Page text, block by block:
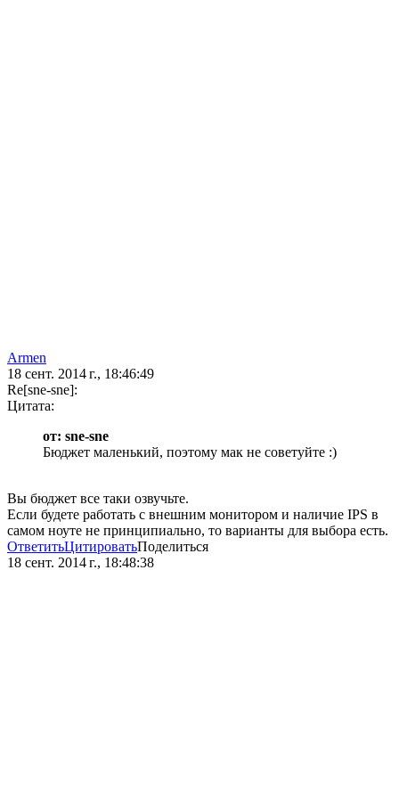
Аrmen
18 сент. 2014 г., 18:46:49
Re[sne-sne]:
Цитата:
от: sne-sne
Бюджет маленький, поэтому мак не советуйте :)
Вы бюджет все таки озвучьте.
Если будете работать с внешним монитором и наличие IPS в
самом ноуте не принципиально, то варианты для выбора есть.
ОтветитьЦитироватьПоделиться
18 сент. 2014 г., 18:48:38